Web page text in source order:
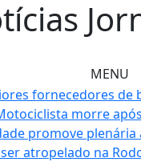
MENU
fornecedores de
morre
promove
atropelado na